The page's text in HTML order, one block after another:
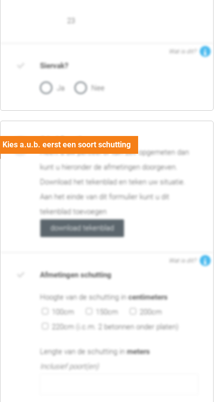
Wat is dit?
Siervak?
Ja Nee
04. Afmetingen
Heeft u uw perceel of tuin zelf opgemeten dan
kunt u hieronder de afmetingen doorgeven.
Download het tekenblad en teken uw situatie.
Aan het einde van dit formulier kunt u dit
tekenblad toevoegen
download tekenblad
Wat is dit?
Afmetingen schutting
Hoogte van de schutting incentimeters
100cm
150cm
200cm
220cm (i.c.m. 2 betonnen onder platen)
Lengte van de schutting inmeters
Inclusief poort(en)